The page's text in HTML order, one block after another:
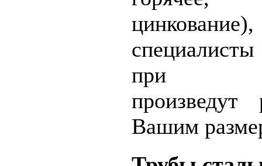
при
Вашим